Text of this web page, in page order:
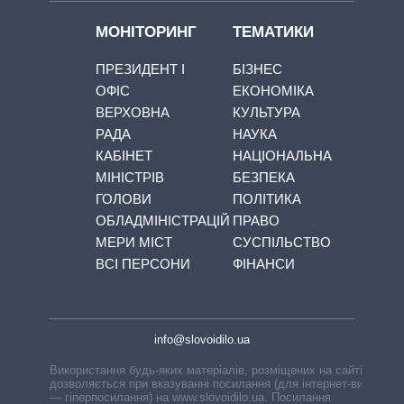
МОНІТОРИНГ
ПРЕЗИДЕНТ І
ОФІС
ВЕРХОВНА
РАДА
КАБІНЕТ
МІНІСТРІВ
ГОЛОВИ
ОБЛАДМІНІСТРАЦІЙ
МЕРИ МІСТ
ВСІ ПЕРСОНИ
ТЕМАТИКИ
БІЗНЕС
ЕКОНОМІКА
КУЛЬТУРА
НАУКА
НАЦІОНАЛЬНА
БЕЗПЕКА
ПОЛІТИКА
ПРАВО
СУСПІЛЬСТВО
ФІНАНСИ
info@slovoidilo.ua
Використання будь-яких матеріалів, розміщених на сайті,
дозволяється при вказуванні посилання (для інтернет-видань
— гіперпосилання) на www.slovoidilo.ua. Посилання